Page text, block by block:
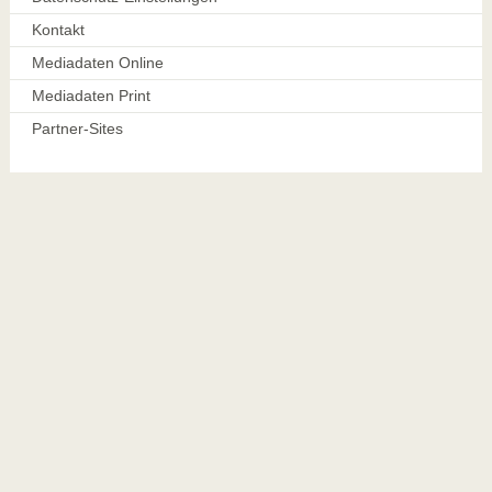
Kontakt
Mediadaten Online
Mediadaten Print
Partner-Sites